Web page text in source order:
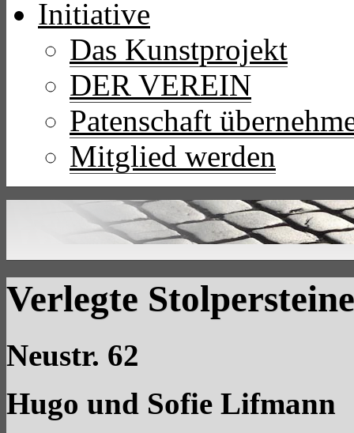
Initiative
Das Kunstprojekt
DER VEREIN
Patenschaft
Mitglied werden
Verlegte
Neustr. 62
Hugo und Sofie Lifmann